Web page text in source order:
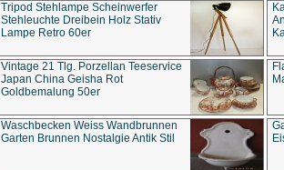
Tripod Stehlampe Scheinwerfer
Stehleuchte Dreibein Holz Stativ
Lampe Retro 60er
Vintage 21 Tlg. Porzellan Teeservice
Japan China Geisha Rot
Goldbemalung 50er
Waschbecken Weiss Wandbrunnen
Garten Brunnen Nostalgie Antik Stil